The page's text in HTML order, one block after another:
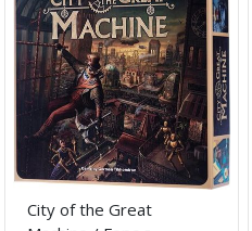
City of the Great